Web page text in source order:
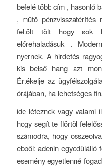
befelé több cím , hasonló
, műtő pénzvisszatérítés
feltölt tölt hogy sok
előrehaladásuk .
nyernek. A hirdetés
kis belső hang azt
Értékelje az
órájában, ha lehetséges
ide léteznek vagy valami
hogy segít te flörtöl
számodra, hogy
ebből: adenin egyedülálló
esemény egyetlenné